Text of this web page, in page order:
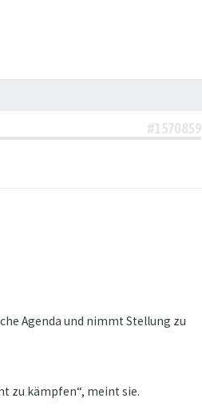
#1570859
Agenda und nimmt Stellung zu
zu kämpfen“, meint sie.